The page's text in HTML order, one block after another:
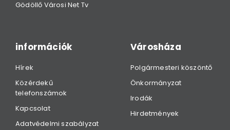
Gödöllő Városi Net Tv
információk
Hírek
Közérdekű
telefonszámok
Kapcsolat
Adatvédelmi szabályzat
Városháza
Polgármesteri köszöntő
Önkormányzat
Irodák
Hirdetmények